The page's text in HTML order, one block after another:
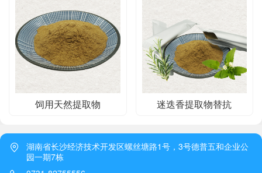
饲用天然提取物 迷迭香提取物替抗
湖南省长沙经济技术开发区螺丝塘路1号，3号德普五和企业公
园一期7栋